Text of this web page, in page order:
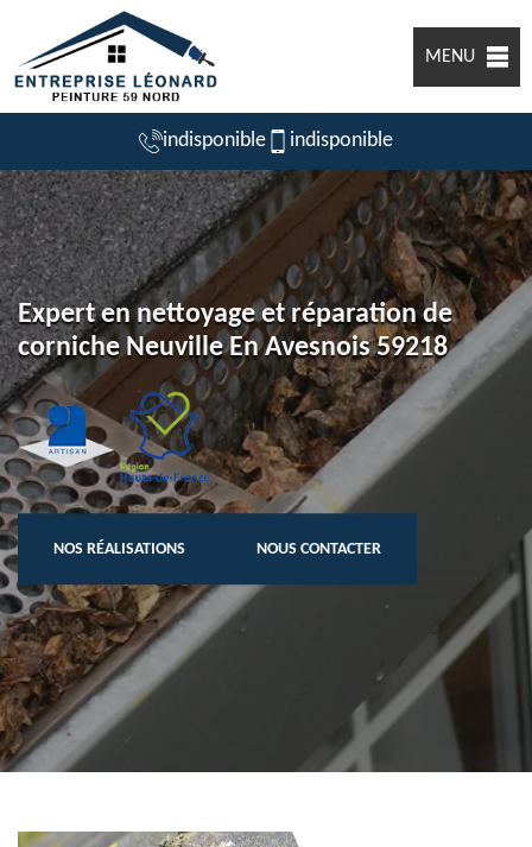
MENU
indisponible indisponible
Expert en nettoyage et réparation de
corniche Neuville En Avesnois 59218
NOS RÉALISATIONS NOUS CONTACTER